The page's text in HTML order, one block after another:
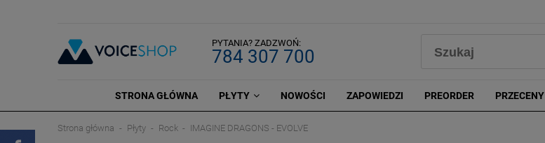
PYTANIA? ZADZWOŃ:
784 307 700
STRONA GŁÓWNA PŁYTY NOWOŚCI ZAPOWIEDZI PREORDER PRZECENY
Strona główna Płyty Rock IMAGINE DRAGONS - EVOLVE